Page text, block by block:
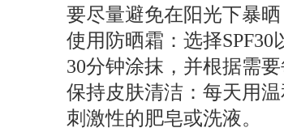
要尽量避免在阳光下暴晒
使用防晒霜：选择
30分钟涂抹，并根据需
保持皮肤清洁：每天用
刺激性的肥皂或洗液。